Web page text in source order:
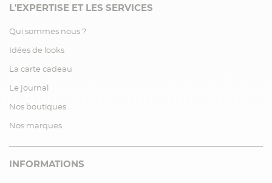
L'EXPERTISE ET LES SERVICES
Qui sommes nous ?
Idées de looks
La carte cadeau
Le journal
Nos boutiques
Nos marques
INFORMATIONS